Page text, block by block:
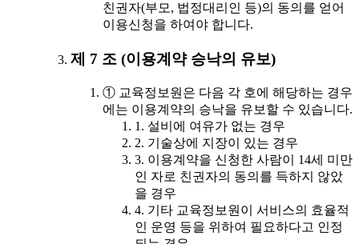
친권자(부모, 법정대리인 등)의 동의를 얻어
이용신청을 하여야 합니다.
제 7 조 (이용계약 승낙의 유보)
① 교육정보원은 다음 각 호에 해당하는 경우
에는 이용계약의 승낙을 유보할 수 있습니다.
1. 설비에 여유가 없는 경우
2. 기술상에 지장이 있는 경우
3. 이용계약을 신청한 사람이 14세 미만
인 자로 친권자의 동의를 득하지 않았
을 경우
4. 기타 교육정보원이 서비스의 효율적
인 운영 등을 위하여 필요하다고 인정